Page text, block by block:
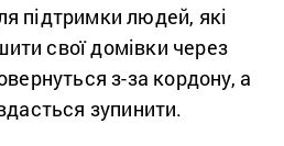
підтримки людей, які
свої домівки через
з-за кордону, а
зупинити.